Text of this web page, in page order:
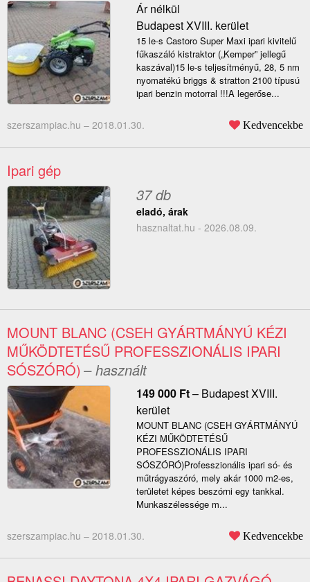
Ár nélkül
Budapest XVIII. kerület
15 le-s Castoro Super Maxi ipari kivitelű
fűkaszáló kistraktor („Kemper” jellegű
kaszával)15 le-s teljesítményű, 28, 5 nm
nyomatékú briggs & stratton 2100 típusú
ipari benzin motorral !!!A legerőse...
szerszampiac.hu – 2018.01.30. Kedvencekbe
Ipari gép
37 db
eladó, árak
hasznaltat.hu - 2026.08.09.
MOUNT BLANC (CSEH GYÁRTMÁNYÚ KÉZI
MŰKÖDTETÉSŰ PROFESSZIONÁLIS IPARI
SÓSZÓRÓ) – használt
149 000 Ft– Budapest XVIII.
kerület
MOUNT BLANC (CSEH GYÁRTMÁNYÚ
KÉZI MŰKÖDTETÉSŰ
PROFESSZIONÁLIS IPARI
SÓSZÓRÓ)Professzionális ipari só- és
műtrágyaszóró, mely akár 1000 m2-es,
területet képes beszórni egy tankkal.
Munkaszélessége m...
szerszampiac.hu – 2018.01.30. Kedvencekbe